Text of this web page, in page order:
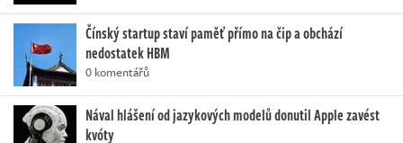
Čínský startup staví paměť přímo na čip a obchází
nedostatek HBM
0 komentářů
Nával hlášení od jazykových modelů donutil Apple zavést
kvóty